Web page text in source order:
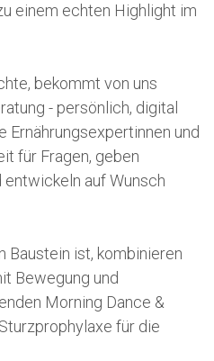
einem echten Highlight im
bekommt von uns
- persönlich, digital
Ernährungsexpertinnen und
für Fragen, geben
auf Wunsch
Baustein ist, kombinieren
Bewegung und
Morning Dance &
für die